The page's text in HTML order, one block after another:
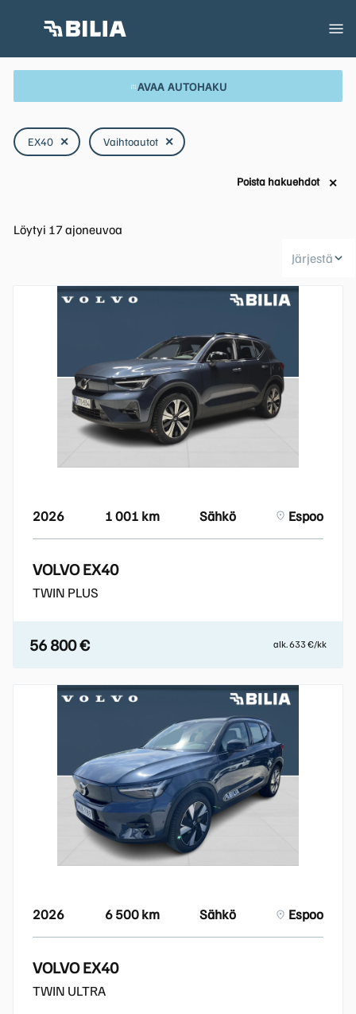
AVAA AUTOHAKU
Löytyi 17ajoneuvoa
EX40 ✕ Vaihtoautot ✕
Poista hakuehdot ✕
Järjestä
2026 1 001 km Sähkö Espoo
VOLVO EX40
TWIN PLUS
56 800 € alk. 633 €/kk
2026 6 500 km Sähkö Espoo
VOLVO EX40
TWIN ULTRA